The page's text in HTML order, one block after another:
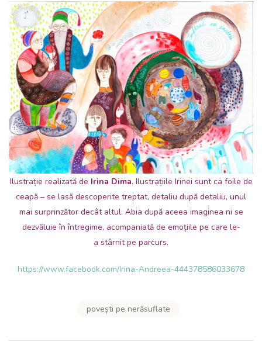
Ilustrație realizată de Irina Dima. Ilustrațiile Irinei sunt ca foile de
ceapă – se lasă descoperite treptat, detaliu după detaliu, unul
mai surprinzător decât altul. Abia după aceea imaginea ni se
dezvăluie în întregime, acompaniată de emoțiile pe care le-
a stârnit pe parcurs.
https://www.facebook.com/Irina-Andreea-444378586033678
povești pe nerăsuflate